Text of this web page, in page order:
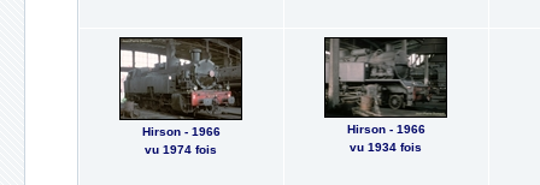
Hirson - 1966
vu 1974 fois
Hirson - 1966
vu 1934 fois